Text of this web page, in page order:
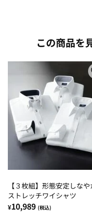
この商品を
【３枚組】形態安定しな
ストレッチワイシャツ
¥10,989 (税込)